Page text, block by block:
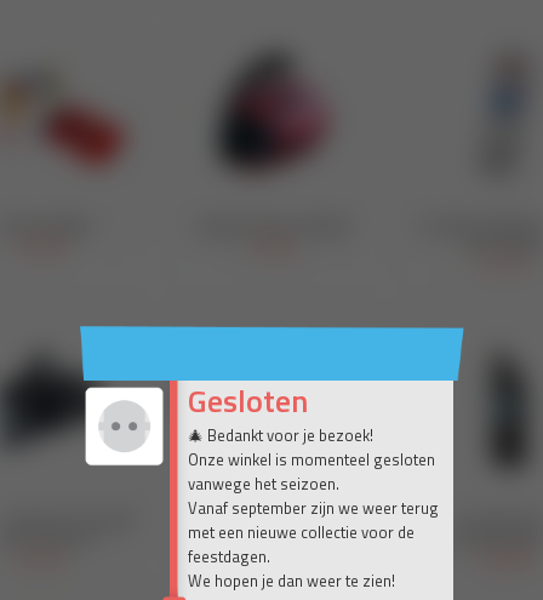
Gesloten
🎄 Bedankt voor je bezoek!
Onze winkel is momenteel gesloten
vanwege het seizoen.
Vanaf september zijn we weer terug
met een nieuwe collectie voor de
feestdagen.
We hopen je dan weer te zien!